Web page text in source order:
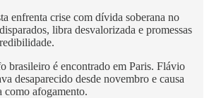
enfrenta crise com dívida soberana no
libra desvalorizada e promessas
brasileiro é encontrado em Paris. Flávio
desaparecido desde novembro e causa
como afogamento.